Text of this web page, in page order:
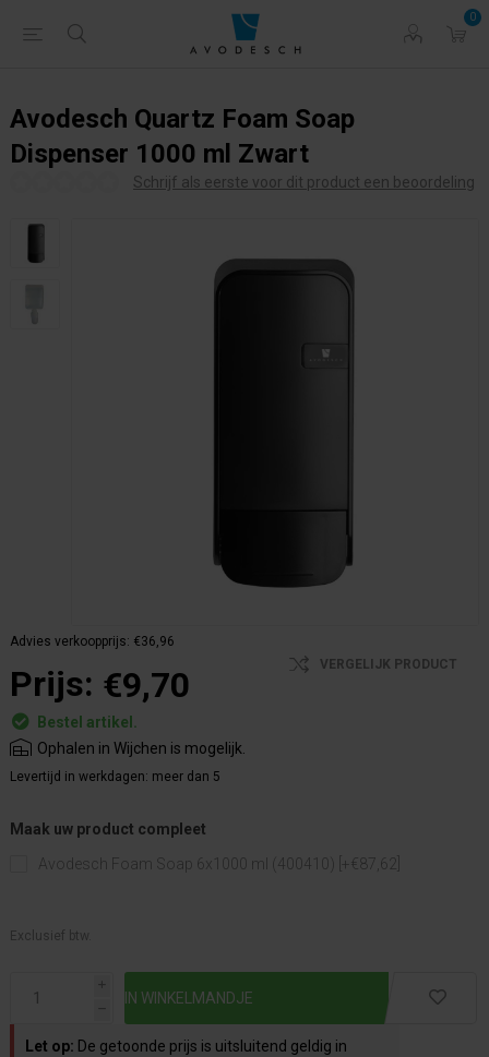
0
Avodesch Quartz Foam Soap
Dispenser 1000 ml Zwart
Schrijf als eerste voor dit product een beoordeling
Advies verkoopprijs: €36,96
Prijs: €9,70 VERGELIJK PRODUCT
Bestel artikel.
Ophalen in Wijchen is mogelijk.
Levertijd in werkdagen: meer dan 5
Maak uw product compleet
Avodesch Foam Soap 6x1000 ml (400410) [+€87,62]
Exclusief btw.
i
h
Let op: De getoonde prijs is uitsluitend geldig in